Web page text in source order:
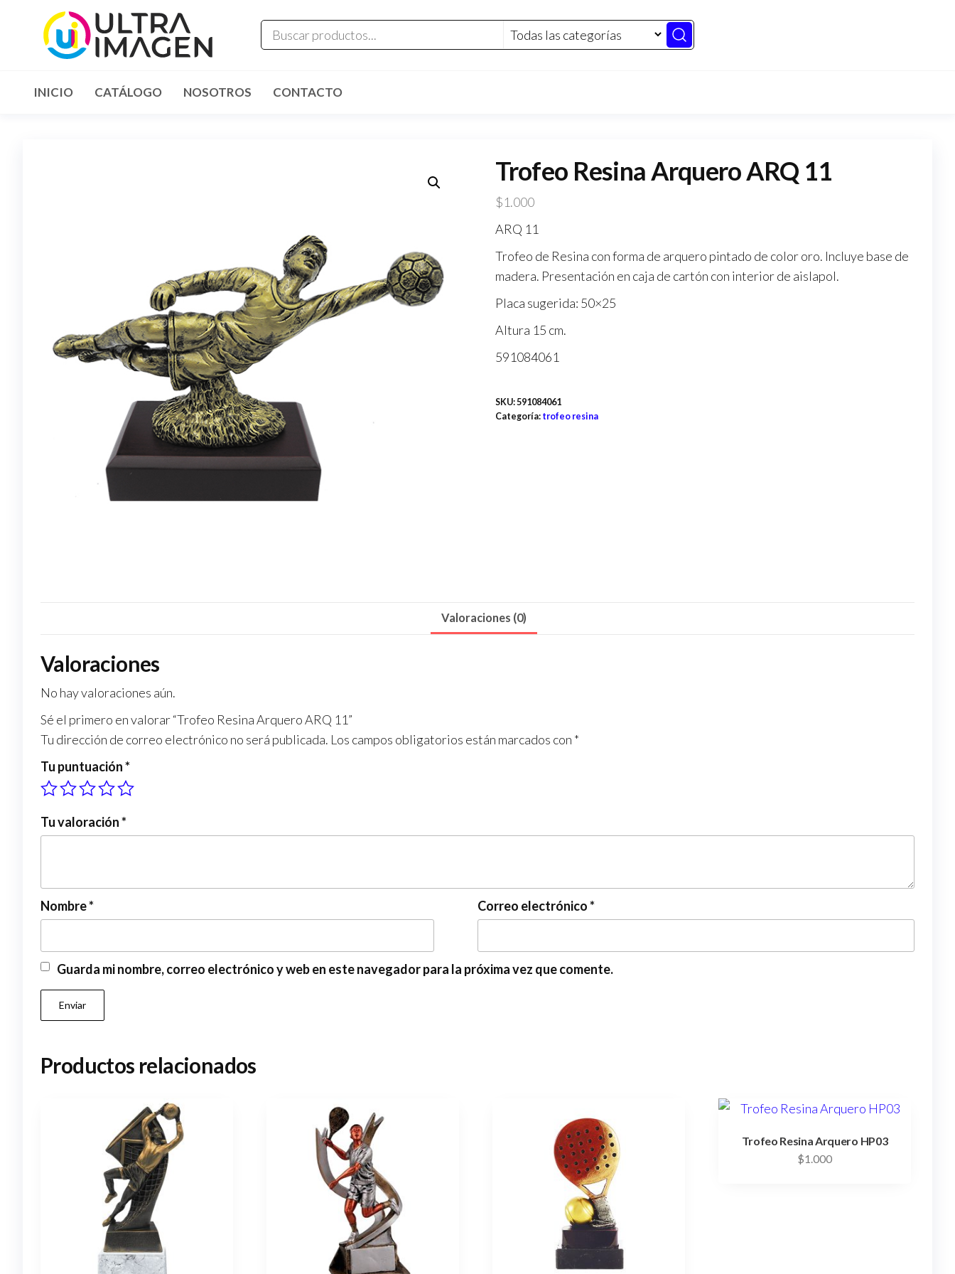
INICIO CATÁLOGO NOSOTROS CONTACTO
Trofeo Resina Arquero ARQ 11
$1.000
ARQ 11
Trofeo de Resina con forma de arquero pintado de color oro. Incluye base de
madera. Presentación en caja de cartón con interior de aislapol.
Placa sugerida: 50×25
Altura 15 cm.
591084061
SKU:591084061
Categoría: trofeo resina
Valoraciones (0)
Valoraciones
No hay valoraciones aún.
Sé el primero en valorar “Trofeo Resina Arquero ARQ 11”
Tu dirección de correo electrónico no será publicada. Los campos obligatorios están marcados con *
Tu puntuación*
Tu valoración*
Nombre* Correo electrónico*
Guarda mi nombre, correo electrónico y web en este navegador para la próxima vez que comente.
Productos relacionados
Trofeo Resina Arquero HP03
$1.000